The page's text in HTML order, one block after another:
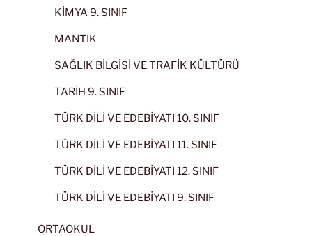
KİMYA 9. SINIF
MANTIK
SAĞLIK BİLGİSİ VE TRAFİK KÜLTÜRÜ
TARİH 9. SINIF
TÜRK DİLİ VE EDEBİYATI 10. SINIF
TÜRK DİLİ VE EDEBİYATI 11. SINIF
TÜRK DİLİ VE EDEBİYATI 12. SINIF
TÜRK DİLİ VE EDEBİYATI 9. SINIF
ORTAOKUL